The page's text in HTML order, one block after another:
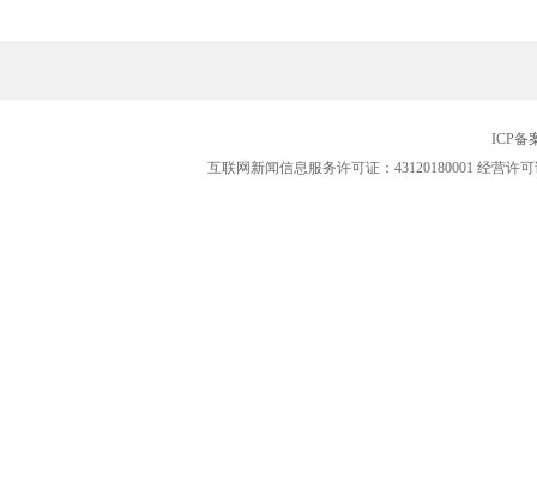
ICP备
互联网新闻信息服务许可证：43120180001 经营许可